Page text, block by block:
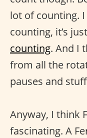
lot of counting.
counting, it’s
counting. And I
from all the
pauses and
Anyway, I think
fascinating. A